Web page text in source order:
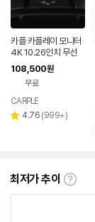
카플 카플레이 모니터
4K 10.26인치 무선
안드로이드오토 미러
링 차량 네비게이션 올
인원
108,500원
무료
CARPLE
별 4.76 리
(999+)
최저가 추이
최